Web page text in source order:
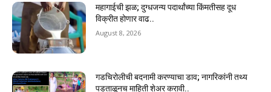
महागाईची झळ; दुग्धजन्य पदार्थांच्या किंमतीसह दूध
विक्रीत होणार वाढ..
August 8, 2026
गडचिरोलीची बदनामी करण्याचा डाव; नागरिकांनी तथ्य
पडताळूनच माहिती शेअर करावी..